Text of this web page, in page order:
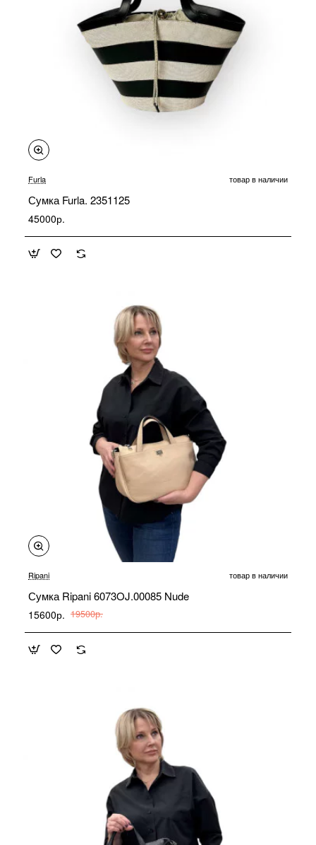
Furla товар в наличии
Сумка Furla. 2351125
45000р.
-20%
Ripani товар в наличии
Сумка Ripani 6073OJ.00085 Nude
15600р. 19500р.